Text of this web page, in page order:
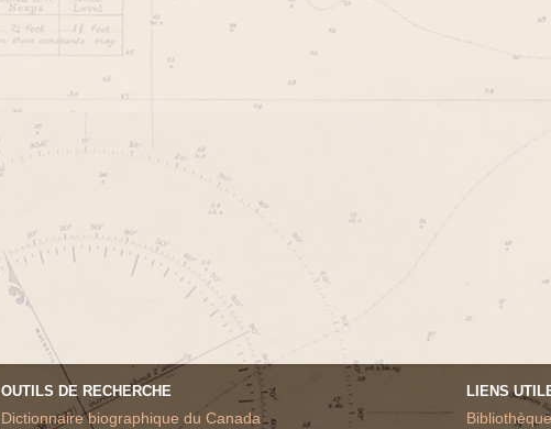
OUTILS DE RECHERCHE
Dictionnaire biographique du Canada
LIENS